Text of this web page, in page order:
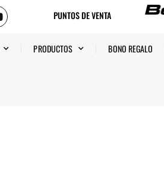
PUNTOS DE VENTA
PRODUCTOS BONO REGALO